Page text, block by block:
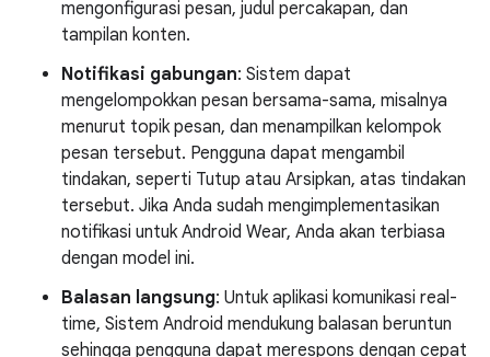
mengonfigurasi pesan, judul percakapan, dan
tampilan konten.
Notifikasi gabungan: Sistem dapat
mengelompokkan pesan bersama-sama, misalnya
menurut topik pesan, dan menampilkan kelompok
pesan tersebut. Pengguna dapat mengambil
tindakan, seperti Tutup atau Arsipkan, atas tindakan
tersebut. Jika Anda sudah mengimplementasikan
notifikasi untuk Android Wear, Anda akan terbiasa
dengan model ini.
Balasan langsung: Untuk aplikasi komunikasi real-
time, Sistem Android mendukung balasan beruntun
sehingga pengguna dapat merespons dengan cepat